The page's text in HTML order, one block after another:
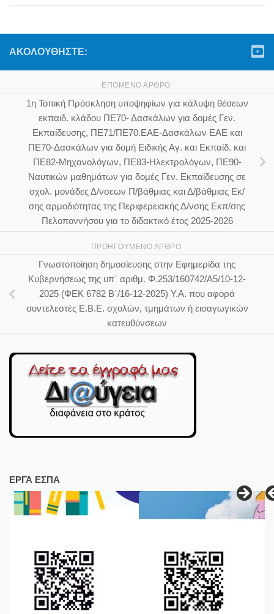
ΑΚΟΛΟΥΘΉΣΤΕ:
ΕΠΌΜΕΝΟ ΆΡΘΡΟ
1η Τοπική Πρόσκληση υποψηφίων για κάλυψη θέσεων
εκπαιδ. κλάδου ΠΕ70- Δασκάλων για δομές Γεν.
Εκπαίδευσης, ΠΕ71/ΠΕ70.ΕΑΕ-Δασκάλων ΕΑΕ και
ΠΕ70-Δασκάλων για δομή Ειδικής Αγ. και Εκπαίδ. και
ΠΕ82-Μηχανολόγων, ΠΕ83-Ηλεκτρολόγων, ΠΕ90-
Ναυτικών μαθημάτων για δομές Γεν. Εκπαίδευσης σε
σχολ. μονάδες Δ/νσεων Π/βάθμιας και Δ/βάθμιας Εκ/
σης αρμοδιότητας της Περιφερειακής Δ/νσης Εκπ/σης
Πελοποννήσου για το διδακτικό έτος 2025-2026
ΠΡΟΗΓΟΎΜΕΝΟ ΆΡΘΡΟ
Γνωστοποίηση δημοσίευσης στην Εφημερίδα της
Κυβερνήσεως της υπ΄ αριθμ. Φ.253/160742/Α5/10-12-
2025 (ΦΕΚ 6782 Β΄/16-12-2025) Υ.Α. που αφορά
συντελεστές Ε.Β.Ε. σχολών, τμημάτων ή εισαγωγικών
κατευθύνσεων
ΕΡΓΑ ΕΣΠΑ